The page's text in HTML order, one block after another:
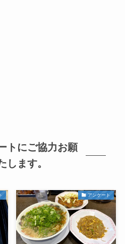
トにご協力お願
します。
アンケート